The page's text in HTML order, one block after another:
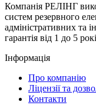
Компанія РЕЛІНГ
систем резервного
адміністративних та
гарантія від 1 до 5
Інформація
Про компанію
Ліцензії та
Контакти